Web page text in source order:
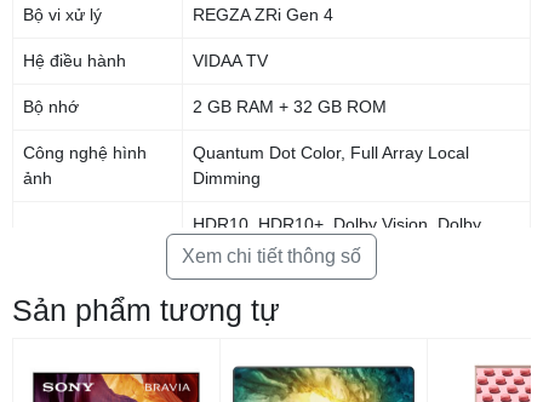
Quantum Dot color tái tạo hơn một tỷ sắc
màu sống động
Tivi tích hợp công nghệ QLED tái tạo hơn một tỷ sắc thái màu chân
thực, mang lại trải nghiệm hình ảnh rực rỡ, nâng cao từng chi tiết và sắc
Bộ vi xử lý REGZA ZRi Gen 4
Hệ điều hành VIDAA TV
Bộ nhớ 2 GB RAM + 32 GB ROM
Công nghệ hình
ảnh
Quantum Dot Color, Full Array Local
Dimming
HDR10, HDR10+, Dolby Vision, Dolby
Vision IQ
HDR10+ Gaming
AI Picture Optimizer, AI 4K Clarity
Xem chi tiết thông số
Sản phẩm tương tự